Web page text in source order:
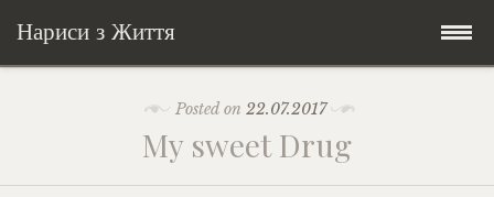
Нариси з Життя
Posted on 22.07.2017
My sweet Drug